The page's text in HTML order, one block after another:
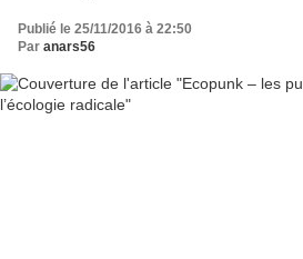
Publié le 25/11/2016 à 22:50
Par anars56